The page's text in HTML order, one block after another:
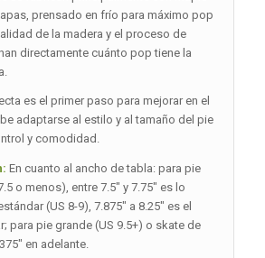
prensado en frío para máximo pop
de la madera y el proceso de
directamente cuánto pop tiene la
es el primer paso para mejorar en el
adaptarse al estilo y al tamaño del pie
y comodidad.
En cuanto al ancho de tabla: para pie
o menos), entre 7.5″ y 7.75″ es lo
(US 8-9), 7.875″ a 8.25″ es el
para pie grande (US 9.5+) o skate de
en adelante.